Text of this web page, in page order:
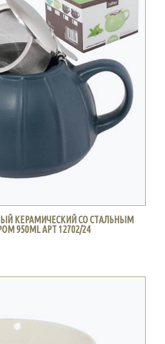
КЕРАМИЧЕСКИЙ СО СТАЛЬНЫМ
950ML АРТ 12702/24